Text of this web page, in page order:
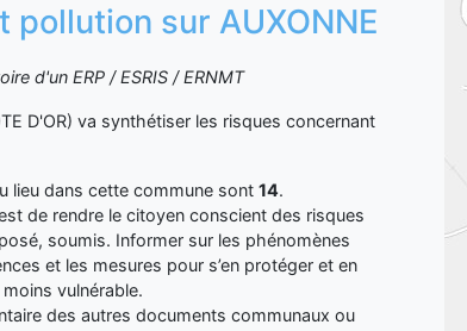
sur AUXONNE
d'un ERP / ESRIS / ERNMT
D'OR) va synthétiser les risques concernant
lieu dans cette commune sont 14.
de rendre le citoyen conscient des risques
soumis. Informer sur les phénomènes
et les mesures pour s’en protéger et en
vulnérable.
des autres documents communaux ou